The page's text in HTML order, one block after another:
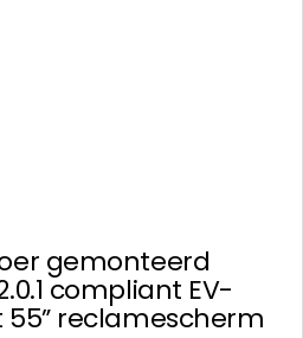
gemonteerd
compliant EV-
reclamescherm